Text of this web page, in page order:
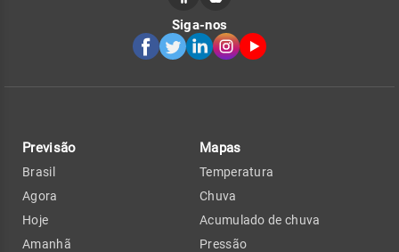
Siga-nos
Previsão
Brasil
Agora
Hoje
Amanhã
Mapas
Temperatura
Chuva
Acumulado de chuva
Pressão